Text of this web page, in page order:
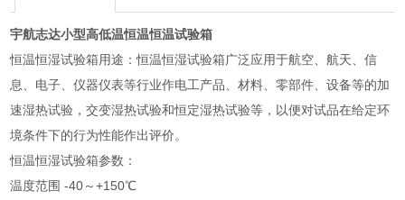
宇航志达小型高低温恒温恒温试验箱
恒温恒湿试验箱用途：恒温恒湿试验箱广泛应用于航空、航天、信
息、电子、仪器仪表等行业作电工产品、材料、零部件、设备等的加
速湿热试验，交变湿热试验和恒定湿热试验等，以便对试品在给定环
境条件下的行为性能作出评价。
恒温恒湿试验箱参数：
温度范围 -40～+150℃